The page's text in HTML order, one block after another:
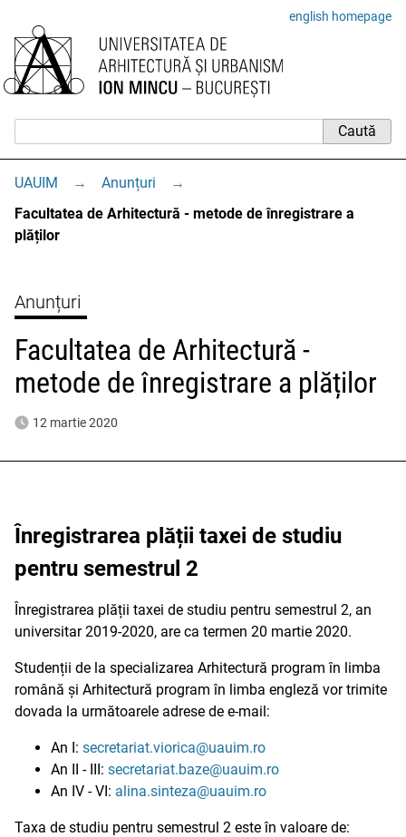
english homepage
UAUIM → Anunțuri
→
Facultatea de Arhitectură - metode de înregistrare a
plăților
Anunțuri
Facultatea de Arhitectură -
metode de înregistrare a plăților
12 martie 2020
Înregistrarea plății taxei de studiu
pentru semestrul 2
Înregistrarea plății taxei de studiu pentru semestrul 2, an
universitar 2019-2020, are ca termen 20 martie 2020.
Studenții de la specializarea Arhitectură program în limba
română și Arhitectură program în limba engleză vor trimite
dovada la următoarele adrese de e-mail:
An I: secretariat.viorica@uauim.ro
An II - III: secretariat.baze@uauim.ro
An IV - VI: alina.sinteza@uauim.ro
Taxa de studiu pentru semestrul 2 este în valoare de: